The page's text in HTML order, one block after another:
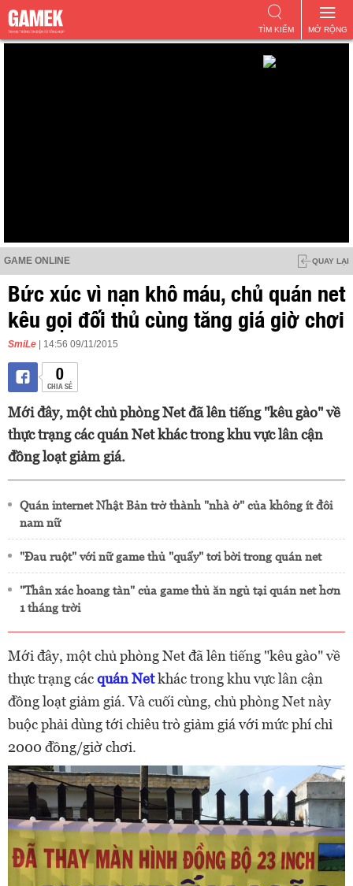
MỞ RỘNG
TÌM KIẾM
GAME ONLINE QUAY LẠI
Bức xúc vì nạn khô máu, chủ quán net
kêu gọi đối thủ cùng tăng giá giờ chơi
SmiLe | 14:56 09/11/2015
0
CHIA SẺ
Mới đây, một chủ phòng Net đã lên tiếng "kêu gào" về
thực trạng các quán Net khác trong khu vực lân cận
đồng loạt giảm giá.
Quán internet Nhật Bản trở thành "nhà ở" của không ít đôi
nam nữ
"Đau ruột" với nữ game thủ "quẩy" tơi bời trong quán net
"Thân xác hoang tàn" của game thủ ăn ngủ tại quán net hơn
1 tháng trời
Mới đây, một chủ phòng Net đã lên tiếng "kêu gào" về
thực trạng cácquán Netkhác trong khu vực lân cận
đồng loạt giảm giá. Và cuối cùng, chủ phòng Net này
buộc phải dùng tới chiêu trò giảm giá với mức phí chỉ
2000 đồng/giờ chơi.